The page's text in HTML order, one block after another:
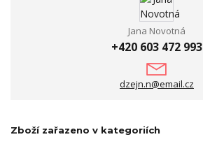
Jana Novotná
+420 603 472 993
dzejn.n@email.cz
Zboží zařazeno v kategoriích